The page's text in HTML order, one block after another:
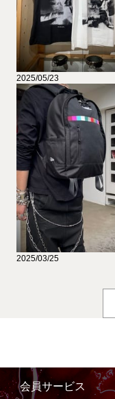
2025/05/23
2025/03/25
会員サービス